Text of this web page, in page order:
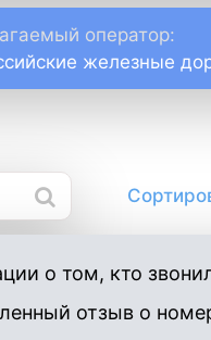
оператор:
железные
о том, кто
отзыв о